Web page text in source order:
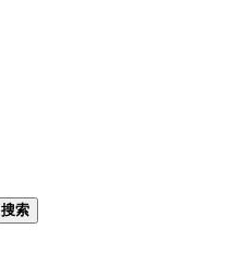
搜索